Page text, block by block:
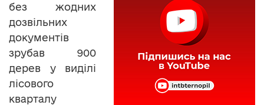
без жодних
дозвільних
документів
зрубав 900
дерев у виділі
лісового
кварталу